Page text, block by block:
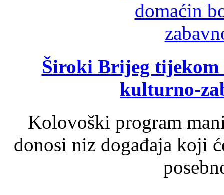
Široki Brijeg tijekom
kulturno-
Kolovoški program
donosi niz događaja koji